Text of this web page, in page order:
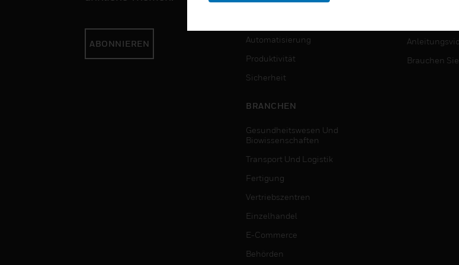
ABONNIEREN
Automatisierung
Produktivität
Sicherheit
BRANCHEN
Gesundheitswesen Und
Biowissenschaften
Transport Und Logistik
Fertigung
Vertriebszentren
Einzelhandel
E-Commerce
Behörden
Brauchen